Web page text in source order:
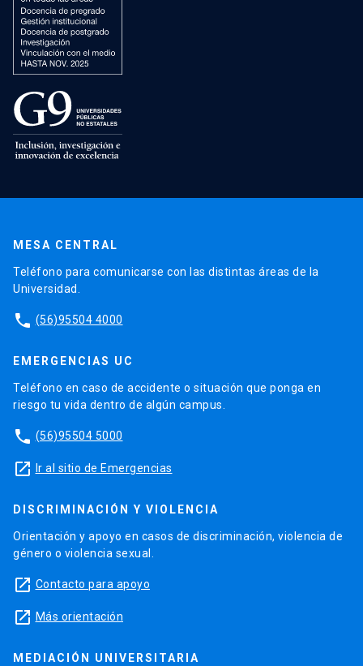
MESA CENTRAL
Teléfono para comunicarse con las distintas áreas de la
Universidad.
phone (56)95504 4000
EMERGENCIAS UC
Teléfono en caso de accidente o situación que ponga en
riesgo tu vida dentro de algún campus.
phone (56)95504 5000
launch Ir al sitio de Emergencias
DISCRIMINACIÓN Y VIOLENCIA
Orientación y apoyo en casos de discriminación, violencia de
género o violencia sexual.
launch Contacto para apoyo
launch Más orientación
MEDIACIÓN UNIVERSITARIA